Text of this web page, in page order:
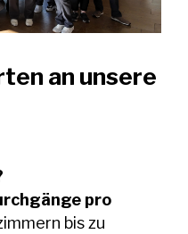
an unsere
pro
bis zu